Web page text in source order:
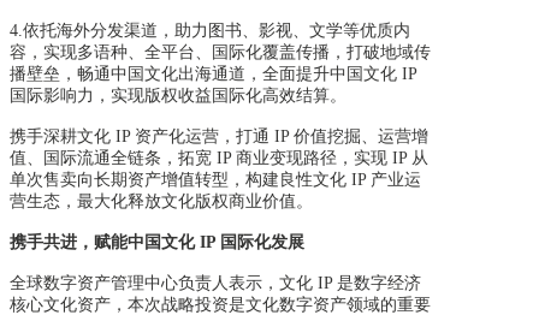
4.依托海外分发渠道，助力图书、影视、文学等优质内
容，实现多语种、全平台、国际化覆盖传播，打破地域传
播壁垒，畅通中国文化出海通道，全面提升中国文化 IP
国际影响力，实现版权收益国际化高效结算。
携手深耕文化 IP 资产化运营，打通 IP 价值挖掘、运营增
值、国际流通全链条，拓宽 IP 商业变现路径，实现 IP 从
单次售卖向长期资产增值转型，构建良性文化 IP 产业运
营生态，最大化释放文化版权商业价值。
携手共进，赋能中国文化 IP 国际化发展
全球数字资产管理中心负责人表示，文化 IP 是数字经济
核心文化资产，本次战略投资是文化数字资产领域的重要